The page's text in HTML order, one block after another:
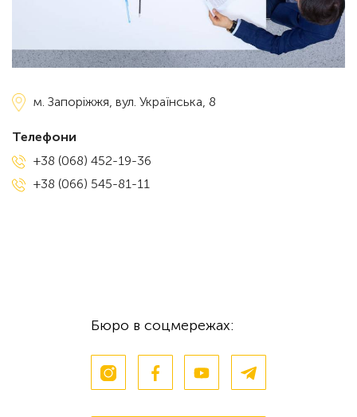
м. Запоріжжя, вул. Українська, 8
Телефони
+38 (068) 452-19-36
+38 (066) 545-81-11
Бюро в соцмережах: